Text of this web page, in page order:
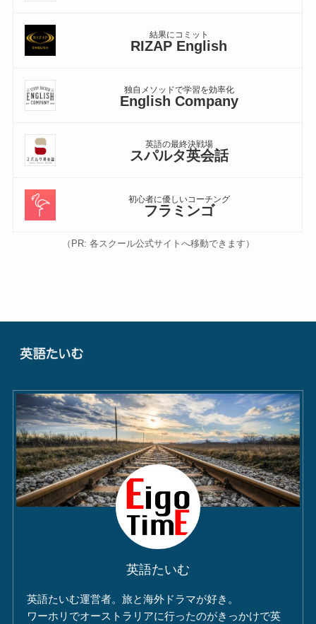
結果にコミット
RIZAP English
独自メソッドで学習を効率化
English Company
英語の最終決戦場
スパルタ英会話
初心者に優しいコーチング
フラミンゴ
（PR: 各スクール公式サイトへ移動できます）
英語たいむ
英語たいむ運営者。旅と海外ドラマが好き。
ワーホリでオーストラリアに行ったのがきっかけで英